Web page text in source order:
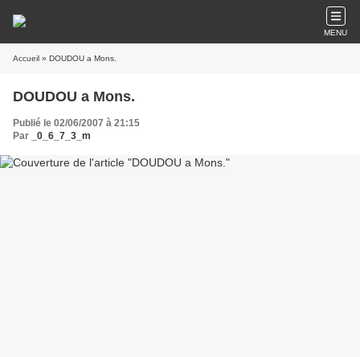
MENU
Accueil » DOUDOU a Mons.
DOUDOU a Mons.
Publié le 02/06/2007 à 21:15
Par
_0_6_7_3_m